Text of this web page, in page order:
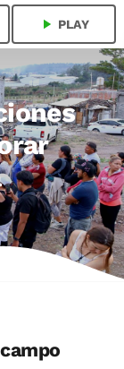
play_arrow PLAY